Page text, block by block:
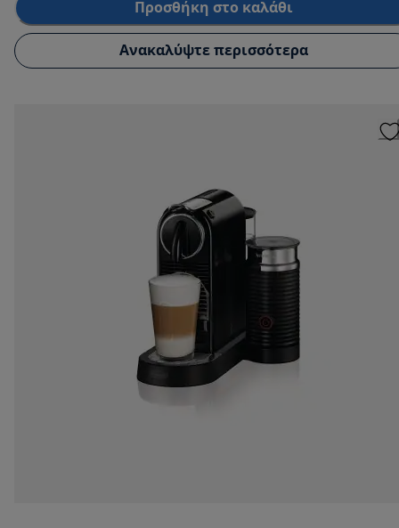
Προσθήκη στο καλάθι
Ανακαλύψτε περισσότερα